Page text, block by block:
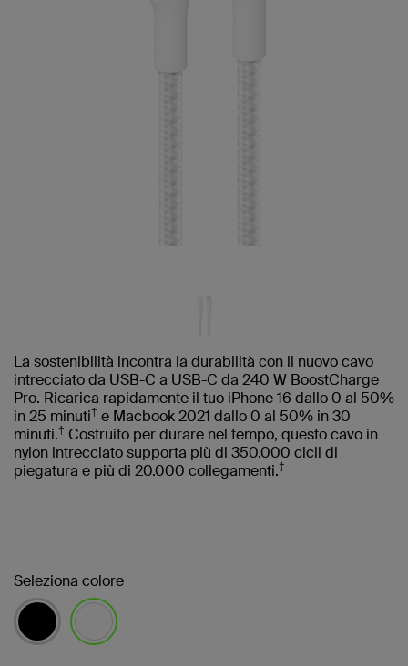
La sostenibilità incontra la durabilità con il nuovo cavo
intrecciato da USB-C a USB-C da 240 W BoostCharge
Pro. Ricarica rapidamente il tuo iPhone 16 dallo 0 al 50%
in 25 minuti† e Macbook 2021 dallo 0 al 50% in 30
minuti.† Costruito per durare nel tempo, questo cavo in
nylon intrecciato supporta più di 350.000 cicli di
piegatura e più di 20.000 collegamenti.‡
Seleziona colore